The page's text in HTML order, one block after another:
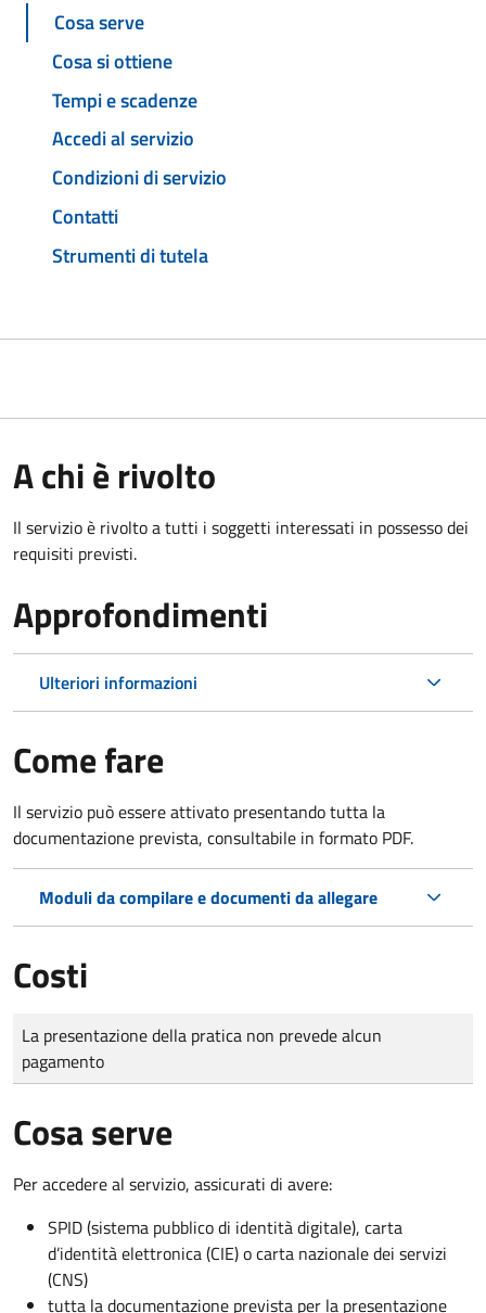
Cosa serve
Cosa si ottiene
Tempi e scadenze
Accedi al servizio
Condizioni di servizio
Contatti
Strumenti di tutela
A chi è rivolto
Il servizio è rivolto a tutti i soggetti interessati in possesso dei
requisiti previsti.
Approfondimenti
Ulteriori informazioni
Come fare
Il servizio può essere attivato presentando tutta la
documentazione prevista, consultabile in formato PDF.
Moduli da compilare e documenti da allegare
Costi
Tipo di pagamento
Importo
La presentazione della pratica non prevede alcun
pagamento
Cosa serve
Per accedere al servizio, assicurati di avere:
SPID (sistema pubblico di identità digitale), carta
d’identità elettronica (CIE) o carta nazionale dei servizi
(CNS)
tutta la documentazione prevista per la presentazione